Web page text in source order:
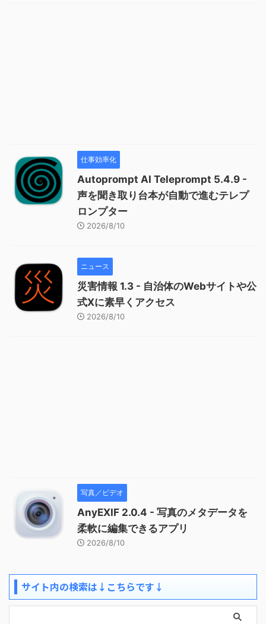
仕事効率化
Autoprompt AI Teleprompt 5.4.9 -
声を聞き取り台本が自動で進むテレプ
ロンプター
2026/8/10
ニュース
災害情報 1.3 - 自治体のWebサイトや公
式Xに素早くアクセス
2026/8/10
写真／ビデオ
AnyEXIF 2.0.4 - 写真のメタデータを
柔軟に編集できるアプリ
2026/8/10
サイト内の検索は↓こちらです↓